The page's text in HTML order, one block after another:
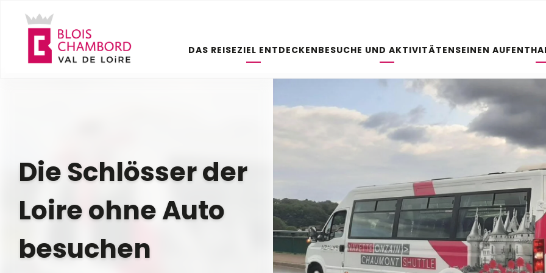
contenu
principal
DAS REISEZIEL ENTDECKENBESUCHE UND AKTIVITÄTENSEINEN
Die Schlösser der
Loire ohne Auto
besuchen